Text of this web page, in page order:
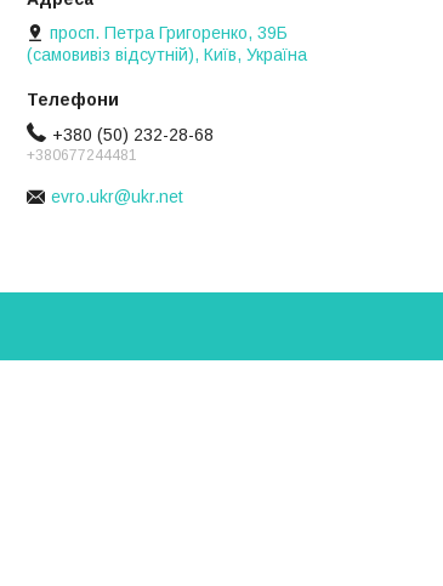
просп. Петра Григоренко, 39Б
(самовивіз відсутній), Київ, Україна
+380 (50) 232-28-68
+380677244481
evro.ukr@ukr.net